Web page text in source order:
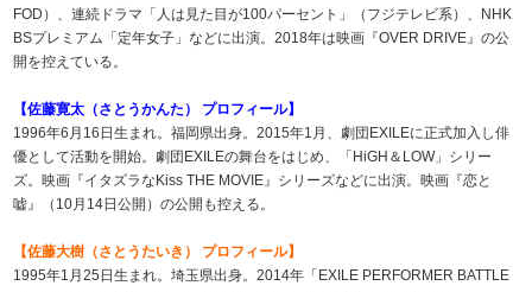
FOD）、連続ドラマ「人は見た目が100パーセント」（フジテレビ系）、NHK
BSプレミアム「定年女子」などに出演。2018年は映画『OVER DRIVE』の公
開を控えている。
【佐藤寛太（さとうかんた） プロフィール】
1996年6月16日生まれ。福岡県出身。2015年1月、劇団EXILEに正式加入し俳
優として活動を開始。劇団EXILEの舞台をはじめ、「HiGH＆LOW」シリー
ズ。映画『イタズラなKiss THE MOVIE』シリーズなどに出演。映画『恋と
嘘』（10月14日公開）の公開も控える。
【佐藤大樹（さとうたいき） プロフィール】
1995年1月25日生まれ。埼玉県出身。2014年「EXILE PERFORMER BATTLE